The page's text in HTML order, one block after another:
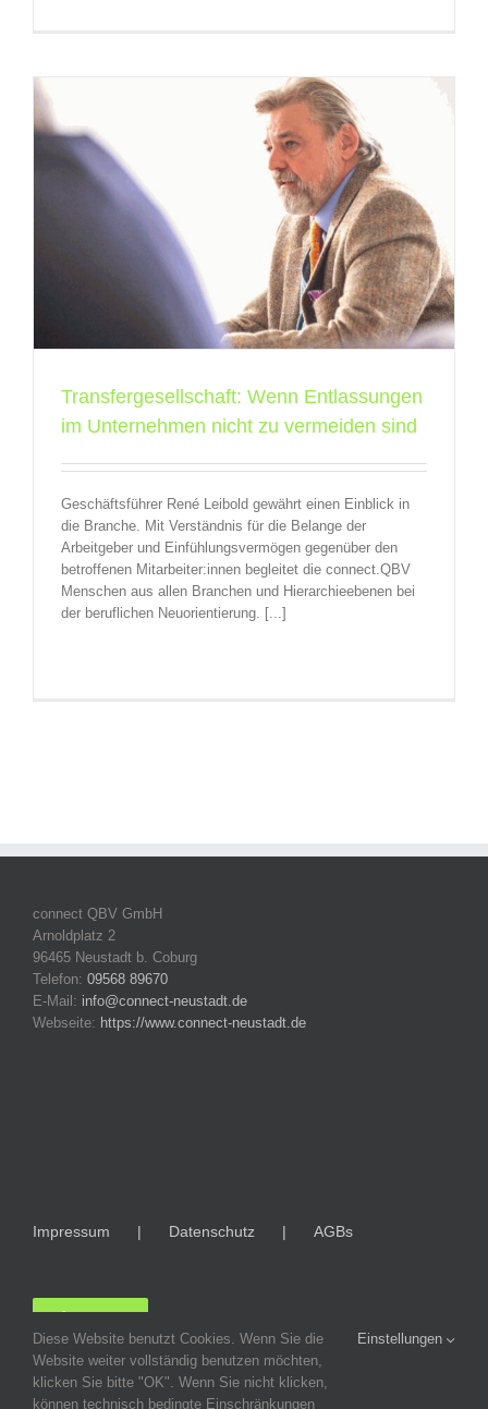
Transfergesellschaft: Wenn Entlassungen
im Unternehmen nicht zu vermeiden sind
Geschäftsführer René Leibold gewährt einen Einblick in
die Branche. Mit Verständnis für die Belange der
Arbeitgeber und Einfühlungsvermögen gegenüber den
betroffenen Mitarbeiter:innen begleitet die connect.QBV
Menschen aus allen Branchen und Hierarchieebenen bei
der beruflichen Neuorientierung. [...]
connect QBV GmbH
Arnoldplatz 2
96465 Neustadt b. Coburg
Telefon: 09568 89670
E-Mail: info@connect-neustadt.de
Webseite: https://www.connect-neustadt.de
Impressum Datenschutz AGBs
Diese Website benutzt Cookies. Wenn Sie die
Website weiter vollständig benutzen möchten,
klicken Sie bitte "OK". Wenn Sie nicht klicken,
können technisch bedingte Einschränkungen
Einstellungen